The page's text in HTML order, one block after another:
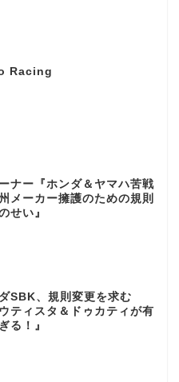
Racing
ナー『ホンダ＆ヤマハ苦戦
メーカー擁護のための規則
せい』
SBK、規則変更を求む
ウティスタ＆ドゥカティが有
る！』